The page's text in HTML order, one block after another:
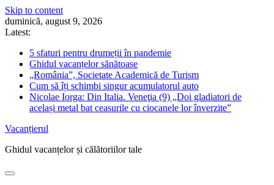
Skip to content
duminică, august 9, 2026
Latest:
5 sfaturi pentru drumeții în pandemie
Ghidul vacanțelor sănătoase
„România”, Societate Academică de Turism
Cum să îți schimbi singur acumulatorul auto
Nicolae Iorga: Din Italia. Veneţia (9) „Doi gladiatori de
același metal bat ceasurile cu ciocanele lor înverzite”
Vacanțierul
Ghidul vacanțelor și călătoriilor tale